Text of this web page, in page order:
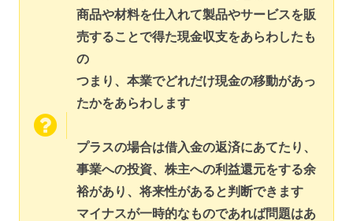
商品や材料を仕入れて製品やサービスを販
売することで得た現金収支をあらわしたも
の
つまり、本業でどれだけ現金の移動があっ
たかをあらわします
プラスの場合は借入金の返済にあてたり、
事業への投資、株主への利益還元をする余
裕があり、将来性があると判断できます
マイナスが一時的なものであれば問題はあ